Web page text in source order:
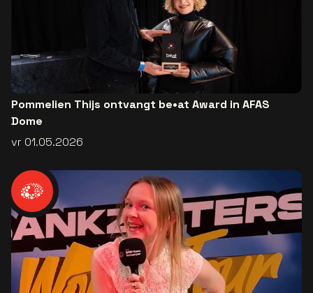
Pommelien Thijs ontvangt be•at Award in AFAS
Dome
vr 01.05.2026